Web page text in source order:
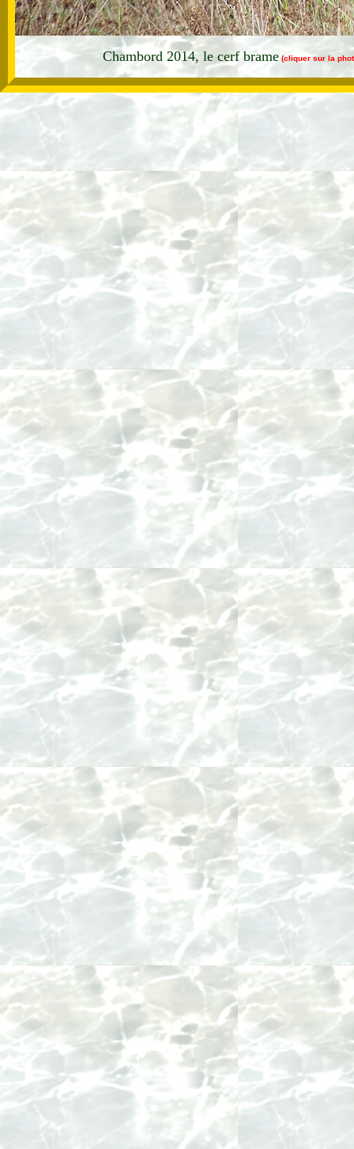
Chambord 2014, le cerf brame(cliquer sur la